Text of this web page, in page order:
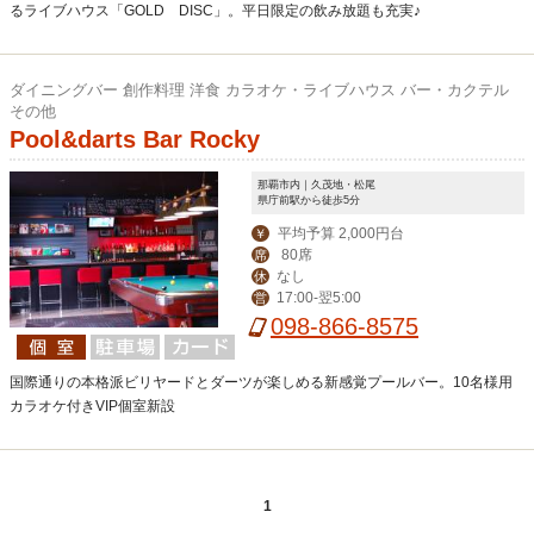
るライブハウス「GOLD DISC」。平日限定の飲み放題も充実♪
ダイニングバー 創作料理 洋食 カラオケ・ライブハウス バー・カクテル
その他
Pool&darts Bar Rocky
那覇市内｜久茂地・松尾
県庁前駅から徒歩5分
￥ 平均予算 2,000円台
席 80席
休 なし
営 17:00-翌5:00
098-866-8575
国際通りの本格派ビリヤードとダーツが楽しめる新感覚プールバー。10名様用
カラオケ付きVIP個室新設
1